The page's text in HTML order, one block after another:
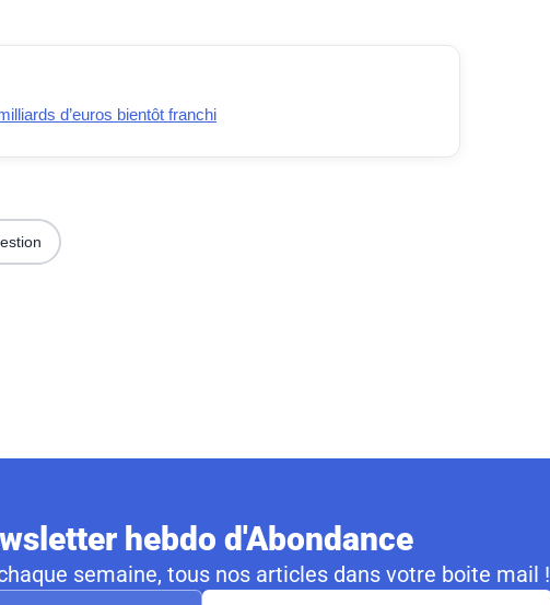
d’euros bientôt franchi
hebdo d'Abondance
semaine, tous nos articles dans votre boite mail !